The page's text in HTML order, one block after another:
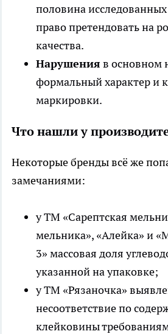
половина
право претендовать на
качества.
Нарушения в основном
формальный характер и
маркировки.
Что нашли у
Некоторые бренды всё же
замечаниями:
у ТМ «Сарептская
мельника», «Алейка» и
3» массовая доля
указанной на упаковке;
у ТМ «Рязаночка»
несоответствие по
клейковины